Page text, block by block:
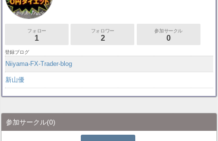
フォロー
1
フォロワー
2
参加サークル
0
登録ブログ
Niiyama-FX-Trader-blog
新山優
参加サークル(0)